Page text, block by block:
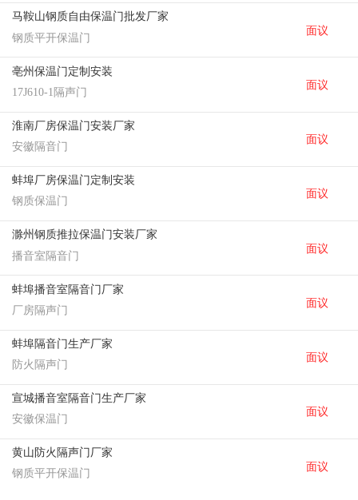
马鞍山钢质自由保温门批发厂家
钢质平开保温门
面议
亳州保温门定制安装
17J610-1隔声门
面议
淮南厂房保温门安装厂家
安徽隔音门
面议
蚌埠厂房保温门定制安装
钢质保温门
面议
滁州钢质推拉保温门安装厂家
播音室隔音门
面议
蚌埠播音室隔音门厂家
厂房隔声门
面议
蚌埠隔音门生产厂家
防火隔声门
面议
宣城播音室隔音门生产厂家
安徽保温门
面议
黄山防火隔声门厂家
钢质平开保温门
面议